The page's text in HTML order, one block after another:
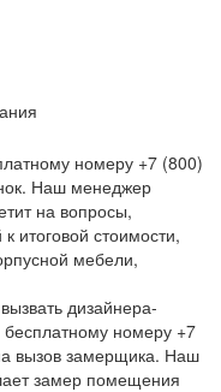
номеру +7 (800)
Наш менеджер
на вопросы,
итоговой стоимости,
мебели,
дизайнера-
номеру +7
вызов замерщика. Наш
замер помещения